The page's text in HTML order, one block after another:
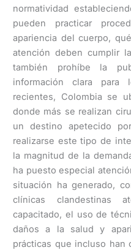
normatividad
pueden practicar
apariencia del cuerpo,
atención deben cumplir
también prohíbe la
información clara para
recientes, Colombia se
donde más se realizan
un destino apetecido
realizarse este tipo de
la magnitud de la
ha puesto especial
situación ha generado,
clínicas clandestinas
capacitado, el uso de
daños a la salud y
prácticas que incluso han